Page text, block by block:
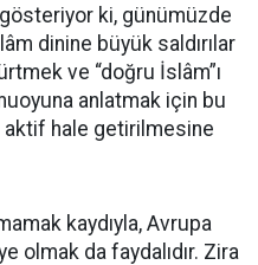
ki, günümüzde
dinine büyük saldırılar
ve “doğru İslâm”ı
anlatmak için bu
hale getirilmesine
kaydıyla, Avrupa
olmak da faydalıdır. Zira